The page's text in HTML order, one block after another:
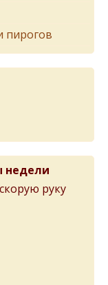
пирогов
недели
руку